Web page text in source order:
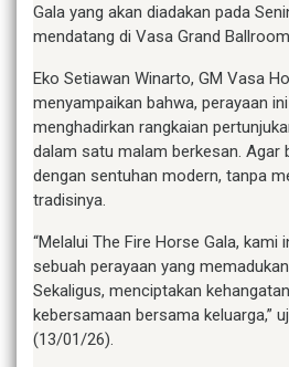
Gala yang akan diadakan pada
mendatang di Vasa Grand
Eko Setiawan Winarto, GM Vasa
menyampaikan bahwa, perayaan
menghadirkan rangkaian
dalam satu malam berkesan. Agar
dengan sentuhan modern, tanpa
tradisinya.
“Melalui The Fire Horse Gala, kami
sebuah perayaan yang
Sekaligus, menciptakan
kebersamaan bersama keluarga,”
(13/01/26).